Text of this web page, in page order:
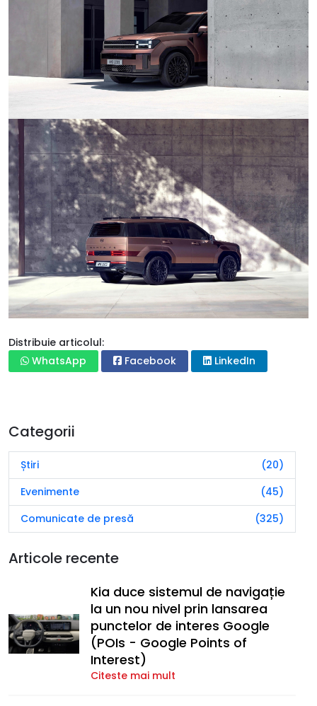
Distribuie articolul:
WhatsApp
Facebook LinkedIn
Categorii
Știri
(20)
Evenimente
(45)
Comunicate de presă
(325)
Articole recente
Kia duce sistemul de navigație
la un nou nivel prin lansarea
punctelor de interes Google
(POIs - Google Points of
Interest)
Citeste mai mult